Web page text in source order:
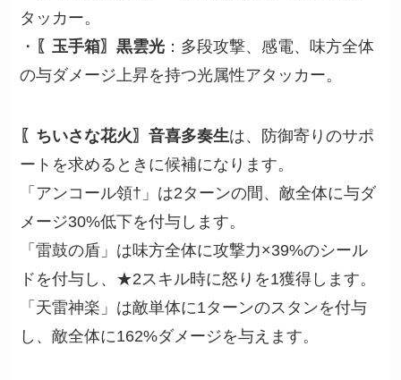
タッカー。
・ 〖玉手箱〗黒雲光 ：多段攻撃、感電、味方全体
の与ダメージ上昇を持つ光属性アタッカー。
〖ちいさな花火〗音喜多奏生は、防御寄りのサポ
ートを求めるときに候補になります。
「アンコール領†」は2ターンの間、敵全体に与ダ
メージ30%低下を付与します。
「雷鼓の盾」は味方全体に攻撃力×39%のシール
ドを付与し、★2スキル時に怒りを1獲得します。
「天雷神楽」は敵単体に1ターンのスタンを付与
し、敵全体に162%ダメージを与えます。